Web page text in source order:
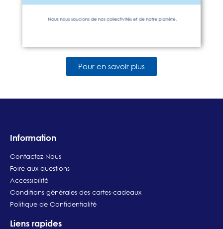
Pour en savoir plus
Information
Contactez-Nous
Foire aux questions
Accessibilité
Conditions générales des cartes-cadeaux
Politique de Confidentialité
Liens rapides